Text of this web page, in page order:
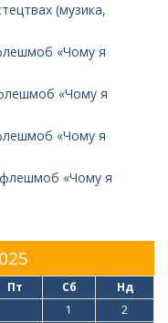
(музика,
«Чому я
«Чому я
«Чому я
«Чому я
Пт Сб Нд
1
2